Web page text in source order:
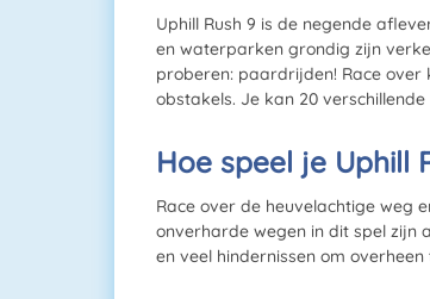
Uphill Rush 9 is de negende
en waterparken grondig zijn
proberen: paardrijden! Race
obstakels. Je kan 20
Hoe speel je Uphill
Race over de heuvelachtige weg
onverharde wegen in dit spel zijn
en veel hindernissen om